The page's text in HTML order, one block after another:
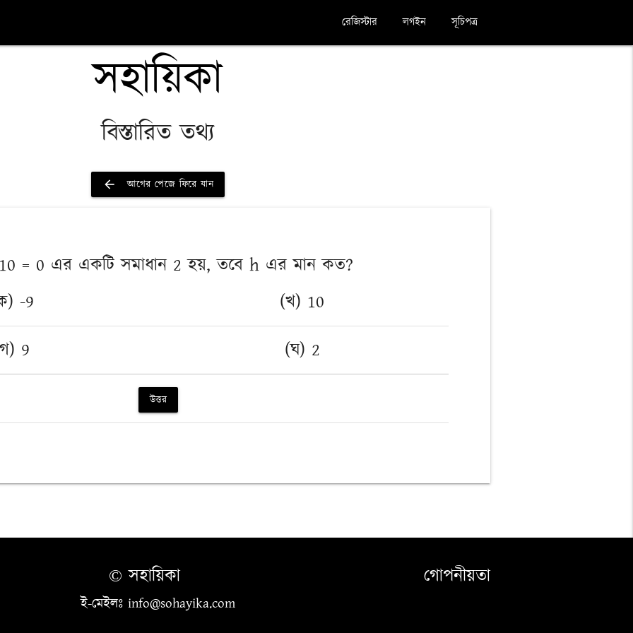
সূচিপত্র
লগইন
রেজিস্টার
সহায়িকা
বিস্তারিত তথ্য
arrow_back আগের পেজে ফিরে যান
10 = 0 এর একটি সমাধান 2 হয়, তবে h এর মান কত?
-9
(খ) 10
9
(ঘ) 2
উত্তর
গোপনীয়তা
© সহায়িকা
ই-মেইলঃ info@sohayika.com